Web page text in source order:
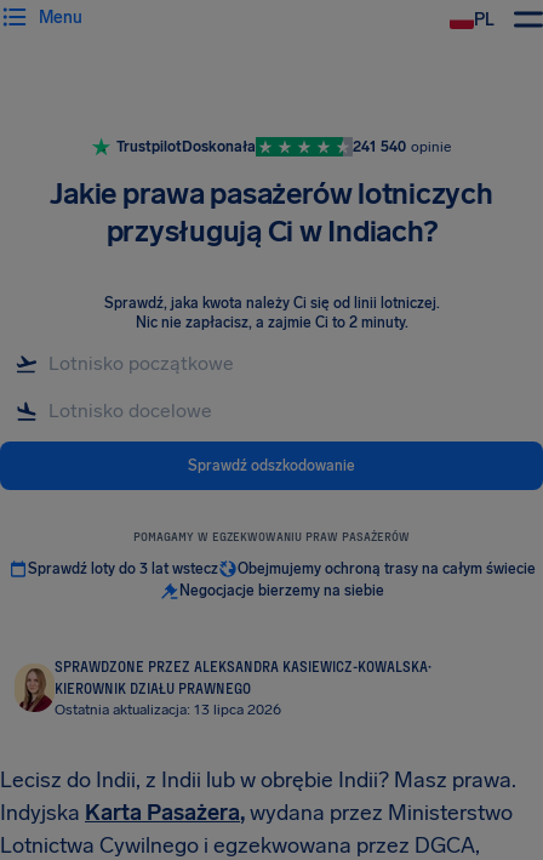
PL
Menu
TrustpilotDoskonała 241 540 opinie
Jakie prawa pasażerów lotniczych
przysługują Ci w Indiach?
Sprawdź, jaka kwota należy Ci się od linii lotniczej.
Nic nie zapłacisz, a zajmie Ci to 2 minuty.
Sprawdź odszkodowanie
POMAGAMY W EGZEKWOWANIU PRAW PASAŻERÓW
Sprawdź loty do 3 lat wstecz
Obejmujemy ochroną trasy na całym świecie
Negocjacje bierzemy na siebie
SPRAWDZONE PRZEZ ALEKSANDRA KASIEWICZ-KOWALSKA·
KIEROWNIK DZIAŁU PRAWNEGO
Ostatnia aktualizacja: 13 lipca 2026
Lecisz do Indii, z Indii lub w obrębie Indii? Masz prawa.
Indyjska Karta Pasażera,wydana przez Ministerstwo
Lotnictwa Cywilnego i egzekwowana przez DGCA,